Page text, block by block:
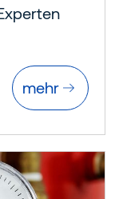
mehr